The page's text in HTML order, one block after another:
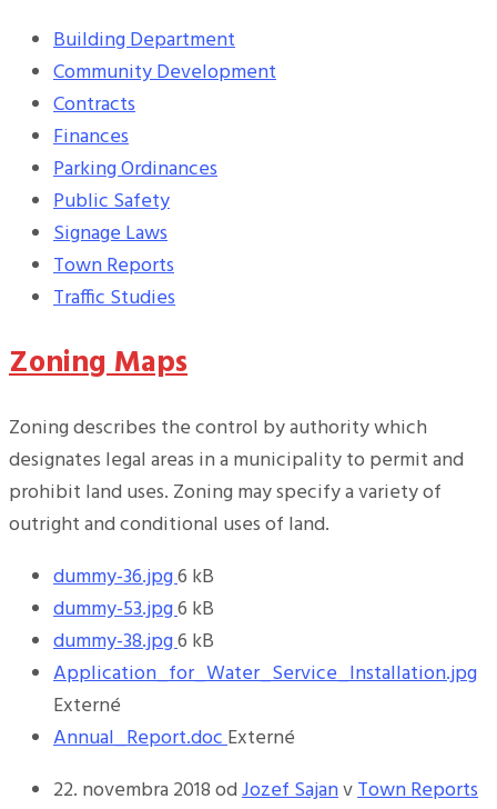
Building Department
Community Development
Contracts
Finances
Parking Ordinances
Public Safety
Signage Laws
Town Reports
Traffic Studies
Zoning Maps
Zoning describes the control by authority which
designates legal areas in a municipality to permit and
prohibit land uses. Zoning may specify a variety of
outright and conditional uses of land.
Prílohydummy-36.jpgVeľkosť
súboru:
6 kB
dummy-53.jpgVeľkosť
súboru:
6 kB
dummy-38.jpgVeľkosť
súboru:
6 kB
Application_for_Water_Service_Installation.jpg
Externé
Annual_Report.docExterné
22. novembra 2018odJozef SajanvTown Reports